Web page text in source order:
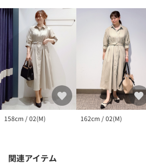
158cm / 02(M) 162cm / 02(M)
関連アイテム